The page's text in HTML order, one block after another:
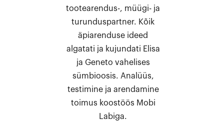
tootearendus-, müügi- ja
turunduspartner. Kõik
äpiarenduse ideed
algatati ja kujundati Elisa
ja Geneto vahelises
sümbioosis. Analüüs,
testimine ja arendamine
toimus koostöös Mobi
Labiga.